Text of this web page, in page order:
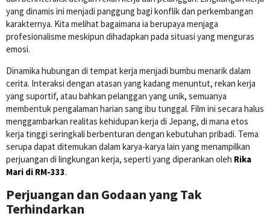
yang dinamis ini menjadi panggung bagi konflik dan perkembangan
karakternya. Kita melihat bagaimana ia berupaya menjaga
profesionalisme meskipun dihadapkan pada situasi yang menguras
emosi.
Dinamika hubungan di tempat kerja menjadi bumbu menarik dalam
cerita. Interaksi dengan atasan yang kadang menuntut, rekan kerja
yang suportif, atau bahkan pelanggan yang unik, semuanya
membentuk pengalaman harian sang ibu tunggal. Film ini secara halus
menggambarkan realitas kehidupan kerja di Jepang, di mana etos
kerja tinggi seringkali berbenturan dengan kebutuhan pribadi. Tema
serupa dapat ditemukan dalam karya-karya lain yang menampilkan
perjuangan di lingkungan kerja, seperti yang diperankan oleh Rika
Mari di RM-333.
Perjuangan dan Godaan yang Tak
Terhindarkan